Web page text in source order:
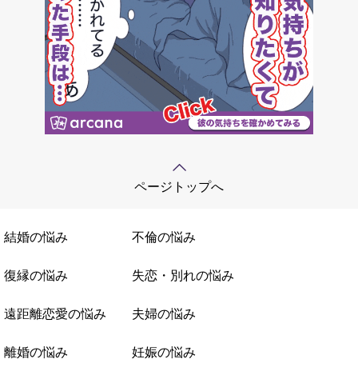
ページトップへ
結婚の悩み 不倫の悩み
復縁の悩み 失恋・別れの悩み
遠距離恋愛の悩み 夫婦の悩み
離婚の悩み 妊娠の悩み